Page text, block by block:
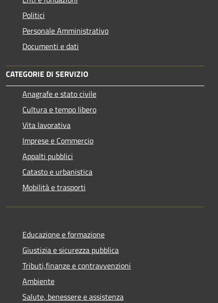
Politici
Personale Amministrativo
Documenti e dati
CATEGORIE DI SERVIZIO
Anagrafe e stato civile
Cultura e tempo libero
Vita lavorativa
Imprese e Commercio
Appalti pubblici
Catasto e urbanistica
Mobilità e trasporti
Educazione e formazione
Giustizia e sicurezza pubblica
Tributi,finanze e contravvenzioni
Ambiente
Salute, benessere e assistenza